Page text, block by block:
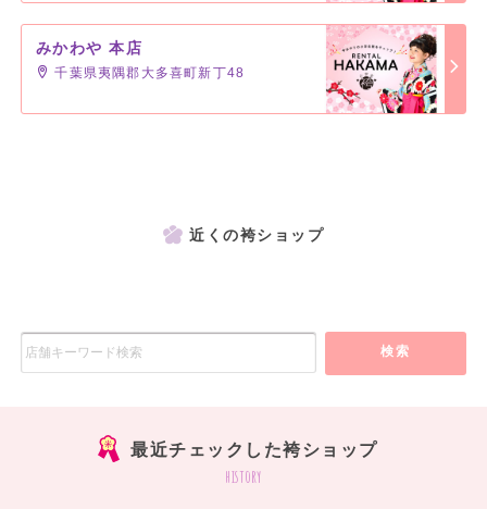
みかわや 本店
千葉県夷隅郡大多喜町新丁48
近くの袴ショップ
検索
最近チェックした袴ショップ
history